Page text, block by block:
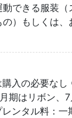
できる服装
）もしくは
入の必要な
期はリボン、
ンタル料：